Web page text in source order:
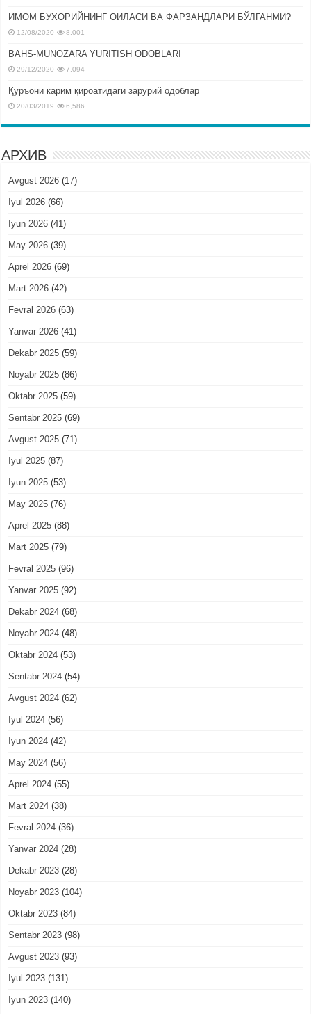
ИМОМ БУХОРИЙНИНГ ОИЛАСИ ВА ФАРЗАНДЛАРИ БЎЛГАНМИ?
12/08/2020 8,001
BAHS-MUNOZARA YURITISH ODOBLARI
29/12/2020 7,094
Қуръони карим қироатидаги зарурий одоблар
20/03/2019 6,586
АРХИВ
Avgust 2026 (17)
Iyul 2026 (66)
Iyun 2026 (41)
May 2026 (39)
Aprel 2026 (69)
Mart 2026 (42)
Fevral 2026 (63)
Yanvar 2026 (41)
Dekabr 2025 (59)
Noyabr 2025 (86)
Oktabr 2025 (59)
Sentabr 2025 (69)
Avgust 2025 (71)
Iyul 2025 (87)
Iyun 2025 (53)
May 2025 (76)
Aprel 2025 (88)
Mart 2025 (79)
Fevral 2025 (96)
Yanvar 2025 (92)
Dekabr 2024 (68)
Noyabr 2024 (48)
Oktabr 2024 (53)
Sentabr 2024 (54)
Avgust 2024 (62)
Iyul 2024 (56)
Iyun 2024 (42)
May 2024 (56)
Aprel 2024 (55)
Mart 2024 (38)
Fevral 2024 (36)
Yanvar 2024 (28)
Dekabr 2023 (28)
Noyabr 2023 (104)
Oktabr 2023 (84)
Sentabr 2023 (98)
Avgust 2023 (93)
Iyul 2023 (131)
Iyun 2023 (140)